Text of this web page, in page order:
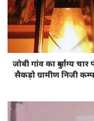
चार
पंचायत
में
बंटे
गांव
समस्या
सैकड़ो
जोबी गांव का दुर्भाग्य
सैकड़ो ग्रामीण निजी
गरिमा